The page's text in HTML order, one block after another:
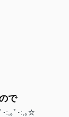
で
･:,｡ﾟ･:,｡☆